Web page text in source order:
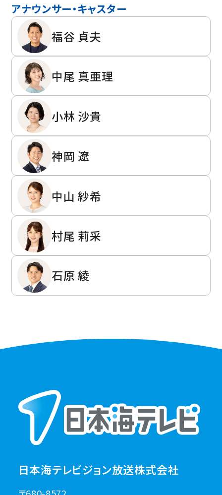
アナウンサー・キャスター
福谷 貞夫
中尾 真亜理
小林 沙貴
神岡 遼
中山 紗希
村尾 莉采
石原 綾
日本海テレビジョン放送株式会社